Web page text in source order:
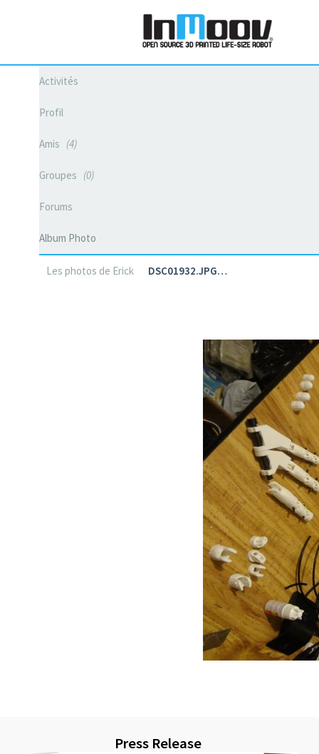
Activités
Profil
Amis 4
Groupes 0
Forums
Album Photo
Les photos de Erick DSC01932.JPG…
Press Release